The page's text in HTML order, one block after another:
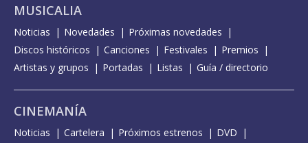
MUSICALIA
Noticias Novedades
Próximas novedades
Discos históricos
Canciones Festivales
Premios
Artistas y grupos
Portadas Listas Guía / directorio
CINEMANÍA
Noticias Cartelera Próximos estrenos
DVD